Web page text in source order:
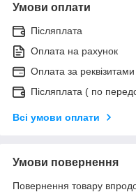
Умови оплати
Післяплата
Оплата на рахунок
Оплата за реквізитами
Післяплата ( по
Всі умови оплати
Умови повернення
Повернення товару